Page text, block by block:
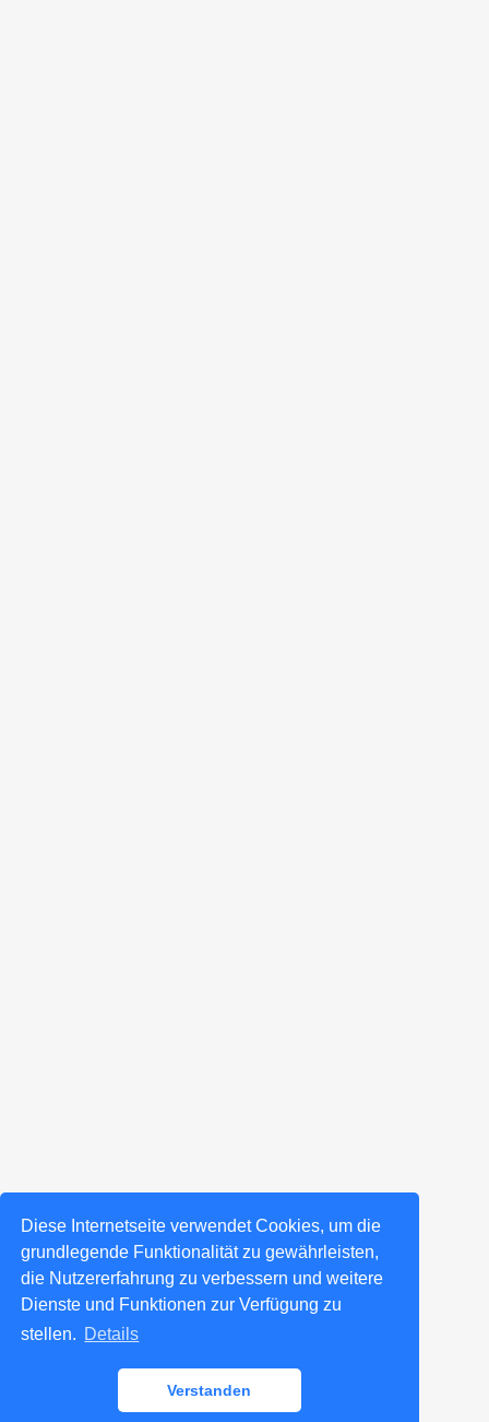
Diese Internetseite verwendet Cookies, um die
grundlegende Funktionalität zu gewährleisten,
die Nutzererfahrung zu verbessern und weitere
Dienste und Funktionen zur Verfügung zu
stellen. Details
Verstanden